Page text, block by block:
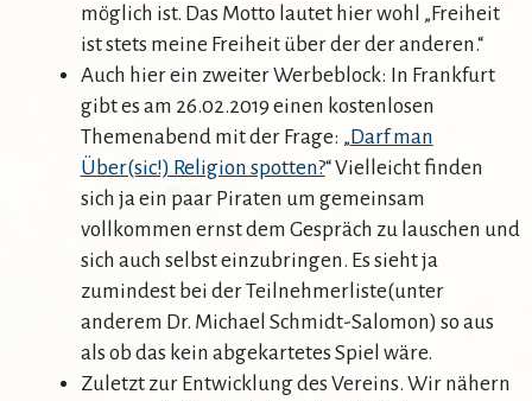
möglich ist. Das Motto lautet hier wohl „Freiheit
ist stets meine Freiheit über der der anderen.“
Auch hier ein zweiter Werbeblock: In Frankfurt
gibt es am 26.02.2019 einen kostenlosen
Themenabend mit der Frage: „Darf man
Über(sic!) Religion spotten?“ Vielleicht finden
sich ja ein paar Piraten um gemeinsam
vollkommen ernst dem Gespräch zu lauschen und
sich auch selbst einzubringen. Es sieht ja
zumindest bei der Teilnehmerliste(unter
anderem Dr. Michael Schmidt-Salomon) so aus
als ob das kein abgekartetes Spiel wäre.
Zuletzt zur Entwicklung des Vereins. Wir nähern